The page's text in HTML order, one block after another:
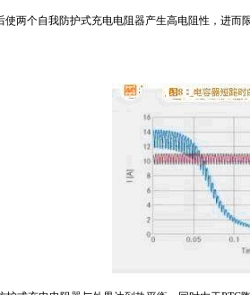
使两个自我防护式充电电阻器产生高电阻性，进